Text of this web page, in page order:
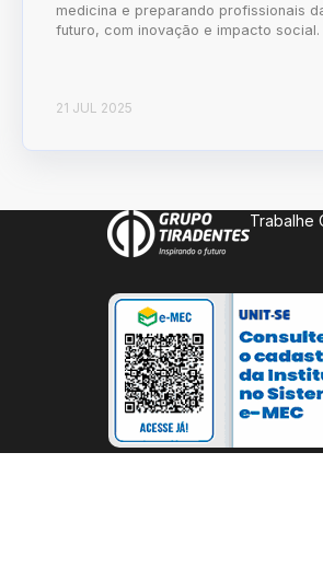
medicina e preparando profissionais
futuro, com inovação e impacto social.
21 JUL 2025
Trabalhe